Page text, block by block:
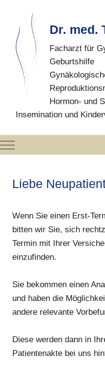
Dr. med.
Facharzt für
Geburtshilfe
Hormon- und
Insemination und
Mobile Menu Toggle
Liebe
Wenn Sie einen Erst-
bitten wir Sie, sich
Termin mit Ihrer
einzufinden.
Sie bekommen einen
und haben die
andere relevante
Diese werden dann in
Patientenakte bei uns